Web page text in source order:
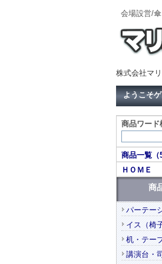
会場設営/
株式会社マ
ようこそ
商品ワード
商品一覧（
ＨＯＭＥ
商
パーテー
イス（椅
机・テー
講演台・